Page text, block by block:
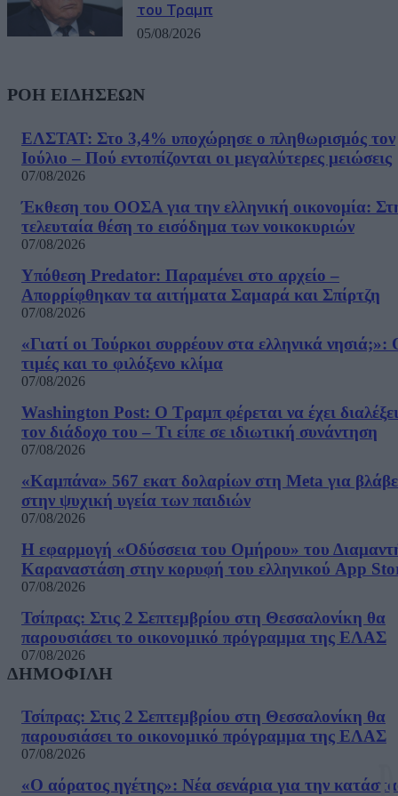
του Τραμπ
05/08/2026
ΡΟΗ ΕΙΔΗΣΕΩΝ
ΕΛΣΤΑΤ: Στο 3,4% υποχώρησε ο πληθωρισμός τον
Ιούλιο – Πού εντοπίζονται οι μεγαλύτερες μειώσεις
07/08/2026
Έκθεση του ΟΟΣΑ για την ελληνική οικονομία:
τελευταία θέση το εισόδημα των νοικοκυριών
07/08/2026
Υπόθεση Predator: Παραμένει στο αρχείο –
Απορρίφθηκαν τα αιτήματα Σαμαρά και Σπίρτζη
07/08/2026
«Γιατί οι Τούρκοι συρρέουν στα ελληνικά νησιά;»:
τιμές και το φιλόξενο κλίμα
07/08/2026
Washington Post: Ο Τραμπ φέρεται να έχει διαλέξει
τον διάδοχο του – Τι είπε σε ιδιωτική συνάντηση
07/08/2026
«Καμπάνα» 567 εκατ δολαρίων στη Meta για
στην ψυχική υγεία των παιδιών
07/08/2026
Η εφαρμογή «Οδύσσεια του Ομήρου» του
Καραναστάση στην κορυφή του ελληνικού App
07/08/2026
Τσίπρας: Στις 2 Σεπτεμβρίου στη Θεσσαλονίκη θα
παρουσιάσει το οικονομικό πρόγραμμα της ΕΛΑΣ
07/08/2026
ΔΗΜΟΦΙΛΗ
Τσίπρας: Στις 2 Σεπτεμβρίου στη Θεσσαλονίκη θα
παρουσιάσει το οικονομικό πρόγραμμα της ΕΛΑΣ
07/08/2026
«Ο αόρατος ηγέτης»: Νέα σενάρια για την